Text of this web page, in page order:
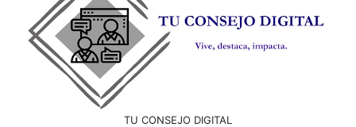
TU CONSEJO DIGITAL